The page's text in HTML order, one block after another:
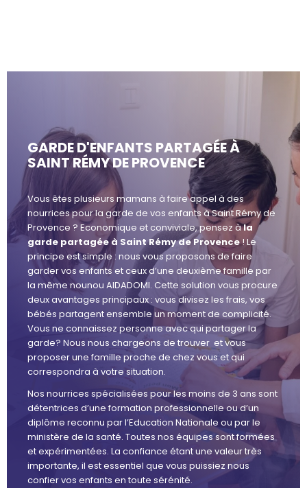
GARDE D'ENFANTS PARTAGÉE À
SAINT RÉMY DE PROVENCE
Vous êtes plusieurs mamans à faire appel à des
nourrices pour la garde de vos enfants à Saint Rémy de
Provence ? Economique et conviviale, pensez àla
garde partagée à Saint Rémy de Provence! Le
principe est simple : nous vous proposons de faire
garder vos enfants et ceux d’une deuxième famille par
la même nounou AIDADOMI. Cette solution vous procure
deux avantages principaux : vous divisez les frais, vos
bébés partagent ensemble un moment de complicité.
Vous ne connaissez personne avec qui partager la
garde? Nous nous chargeons de trouver et vous
proposer une famille proche de chez vous et qui
correspondra à votre situation.
Nos nourrices spécialisées pour les moins de 3 ans sont
détentrices d’une formation professionnelle ou d’un
diplôme reconnu par l’Education Nationale ou par le
ministère de la santé. Toutes nos équipes sont formées
et expérimentées. La confiance étant une valeur très
importante, il est essentiel que vous puissiez nous
confier vos enfants en toute sérénité.